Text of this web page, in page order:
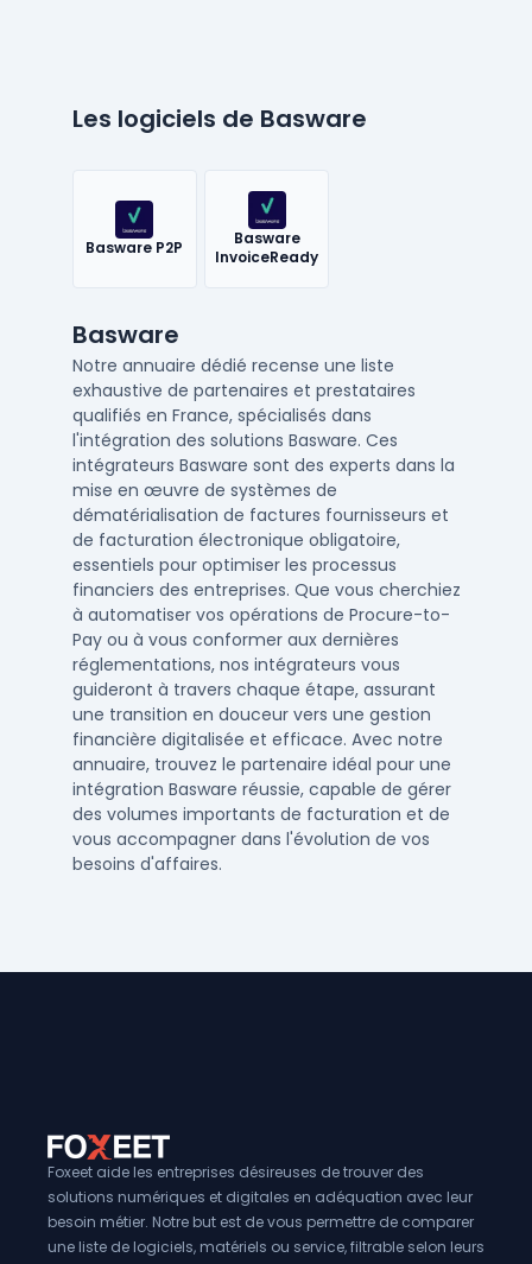
Les logiciels de Basware
Basware P2P
Basware
InvoiceReady
Basware
Notre annuaire dédié recense une liste
exhaustive de partenaires et prestataires
qualifiés en France, spécialisés dans
l'intégration des solutions Basware. Ces
intégrateurs Basware sont des experts dans la
mise en œuvre de systèmes de
dématérialisation de factures fournisseurs et
de facturation électronique obligatoire,
essentiels pour optimiser les processus
financiers des entreprises. Que vous cherchiez
à automatiser vos opérations de Procure-to-
Pay ou à vous conformer aux dernières
réglementations, nos intégrateurs vous
guideront à travers chaque étape, assurant
une transition en douceur vers une gestion
financière digitalisée et efficace. Avec notre
annuaire, trouvez le partenaire idéal pour une
intégration Basware réussie, capable de gérer
des volumes importants de facturation et de
vous accompagner dans l'évolution de vos
besoins d'affaires.
Foxeet aide les entreprises désireuses de trouver des
solutions numériques et digitales en adéquation avec leur
besoin métier. Notre but est de vous permettre de comparer
une liste de logiciels, matériels ou service, filtrable selon leurs